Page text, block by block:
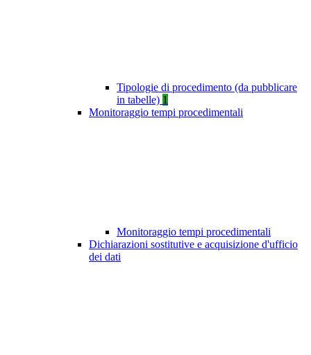
Tipologie di procedimento (da pubblicare
in tabelle) 1
Monitoraggio tempi procedimentali
Monitoraggio tempi procedimentali
Dichiarazioni sostitutive e acquisizione d'ufficio
dei dati